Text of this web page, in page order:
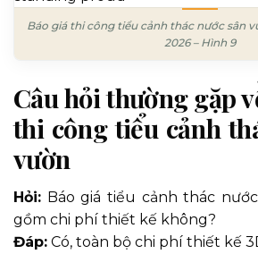
Báo giá thi công tiểu cảnh thác nước sân
2026 – Hình 9
Câu hỏi thường gặp
thi công tiểu cảnh
vườn
Hỏi: Báo giá tiểu cảnh thác
gồm chi phí thiết kế không?
Đáp: Có, toàn bộ chi phí thiết kế